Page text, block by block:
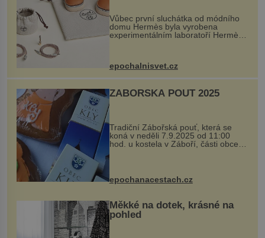
Vůbec první sluchátka od módního
domu Hermès byla vyrobena
experimentálním laboratoří Hermès
kovový...
epochalnisvet.cz
ZÁBOŘSKÁ POUŤ 2025
Tradiční Zábořská pouť, která se
koná v neděli 7.9.2025 od 11:00
hod. u kostela v Záboří, části obce
Kly u Mělníka. V programu naleznete
komentovanou prohlídku kostela,
epochanacestach.cz
Měkké na dotek, krásné na
pohled